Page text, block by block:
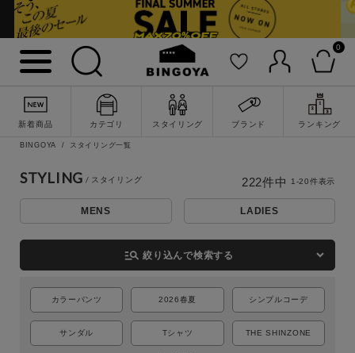
0
新着商品 カテゴリ スタイリング ブランド ランキング
詳細検索
BINGOYA スタイリング一覧
STYLING
MENS LADIES
manage_search 絞り込んで検索する
カラーパンツ 2026春夏 シンプルコーデ
サンダル Tシャツ THE SHINZONE
222件中 1-20件表示